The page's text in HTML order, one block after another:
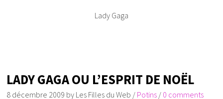
Lady Gaga
LADY GAGA OU L’ESPRIT DE NOËL
8 décembre 2009 by Les Filles du Web / Potins / 0 comments